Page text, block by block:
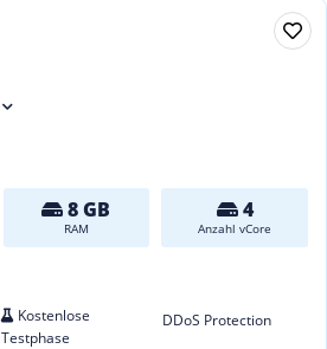
8 GB
RAM
4
Anzahl vCore
Kostenlose
Testphase
DDoS Protection